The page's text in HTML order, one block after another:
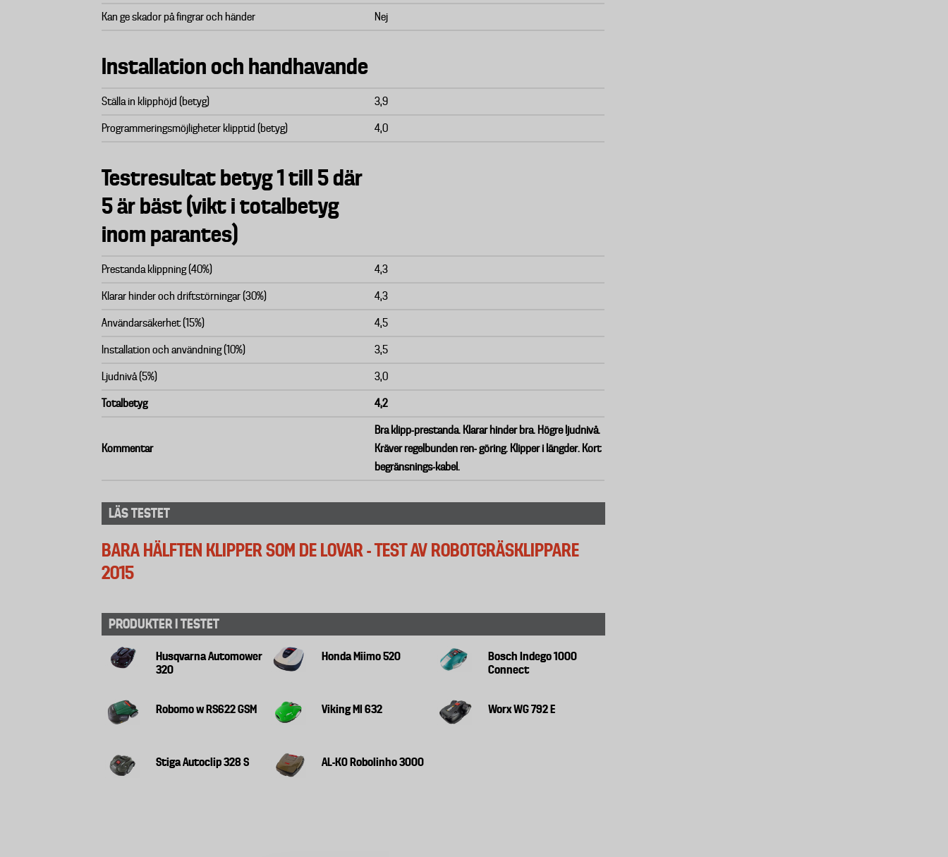
Kan ge skador på fingrar och händer Nej
Installation och handhavande
Ställa in klipphöjd (betyg) 3,9
Programmeringsmöjligheter klipptid (betyg) 4,0
Testresultat betyg 1 till 5 där
5 är bäst (vikt i totalbetyg
inom parantes)
Prestanda klippning (40%) 4,3
Klarar hinder och driftstörningar (30%) 4,3
Användarsäkerhet (15%) 4,5
Installation och användning (10%) 3,5
Ljudnivå (5%) 3,0
Totalbetyg 4,2
Kommentar
Bra klipp-prestanda. Klarar hinder bra. Högre ljudnivå.
Kräver regelbunden ren- göring. Klipper i längder. Kort
begränsnings-kabel.
LÄS TESTET
BARA HÄLFTEN KLIPPER SOM DE LOVAR - TEST AV ROBOTGRÄSKLIPPARE
2015
PRODUKTER I TESTET
Husqvarna Automower
320
Honda Miimo 520
Bosch Indego 1000
Connect
Robomo w RS622 GSM Viking MI 632 Worx WG 792 E
Stiga Autoclip 328 S AL-KO Robolinho 3000